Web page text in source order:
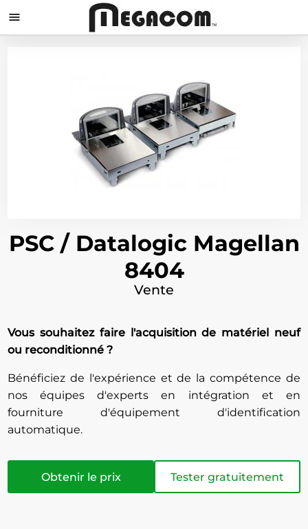

PSC / Datalogic Magellan
8404
Vente
Vous souhaitez faire l'acquisition de matériel neuf
ou reconditionné ?
Bénéficiez de l'expérience et de la compétence de
nos équipes d'experts en intégration et en
fourniture d'équipement d'identification
automatique.
Obtenir le prix Tester gratuitement